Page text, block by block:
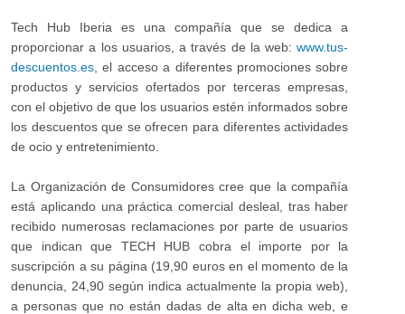
Tech Hub Iberia es una compañía que se dedica a
proporcionar a los usuarios, a través de la web:www.tus-
descuentos.es , el acceso a diferentes promociones sobre
productos y servicios ofertados por terceras empresas,
con el objetivo de que los usuarios estén informados sobre
los descuentos que se ofrecen para diferentes actividades
de ocio y entretenimiento.
La Organización de Consumidores cree que la compañía
está aplicando una práctica comercial desleal, tras haber
recibido numerosas reclamaciones por parte de usuarios
que indican que TECH HUB cobra el importe por la
suscripción a su página (19,90 euros en el momento de la
denuncia, 24,90 según indica actualmente la propia web),
a personas que no están dadas de alta en dicha web, e